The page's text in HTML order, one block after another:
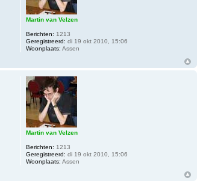
Martin van Velzen
Berichten: 1213
Geregistreerd: di 19 okt 2010, 15:06
Woonplaats: Assen
Martin van Velzen
Berichten: 1213
Geregistreerd: di 19 okt 2010, 15:06
Woonplaats: Assen